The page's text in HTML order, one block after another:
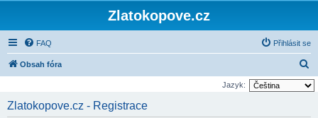
Zlatokopove.cz
FAQ Přihlásit se
Obsah fóra
l
Jazyk:
Zlatokopove.cz - Registrace